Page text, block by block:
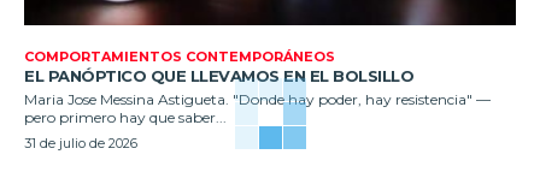
COMPORTAMIENTOS CONTEMPORÁNEOS
EL PANÓPTICO QUE LLEVAMOS EN EL BOLSILLO
Maria Jose Messina Astigueta. "Donde hay poder, hay resistencia" —
pero primero hay que saber...
31 de julio de 2026